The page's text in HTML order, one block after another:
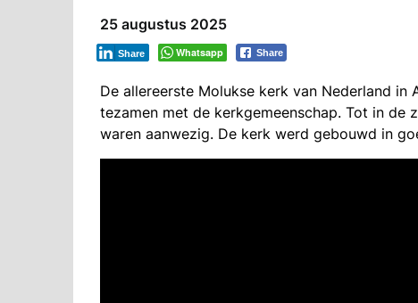
25 augustus 2025
Whatsapp Share
Share
De allereerste Molukse kerk van Nederland
tezamen met de kerkgemeenschap. Tot in de
waren aanwezig. De kerk werd gebouwd in